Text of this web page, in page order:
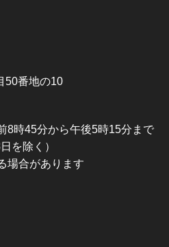
50番地の10
8時45分から午後5時15分まで
を除く）
場合があります